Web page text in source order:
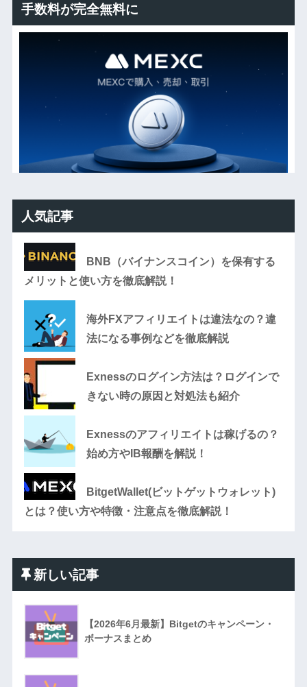
手数料が完全無料に
人気記事
BNB（バイナンスコイン）を保有する
メリットと使い方を徹底解説！
海外FXアフィリエイトは違法なの？違
法になる事例などを徹底解説
Exnessのログイン方法は？ログインで
きない時の原因と対処法も紹介
Exnessのアフィリエイトは稼げるの？
始め方やIB報酬を解説！
BitgetWallet(ビットゲットウォレット)
とは？使い方や特徴・注意点を徹底解説！
新しい記事
【2026年6月最新】Bitgetのキャンペーン・
ボーナスまとめ